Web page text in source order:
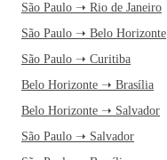
São Paulo ➝ Rio de Janeiro
São Paulo ➝ Belo Horizonte
São Paulo ➝ Curitiba
Belo Horizonte ➝ Brasília
Belo Horizonte ➝ Salvador
São Paulo ➝ Salvador